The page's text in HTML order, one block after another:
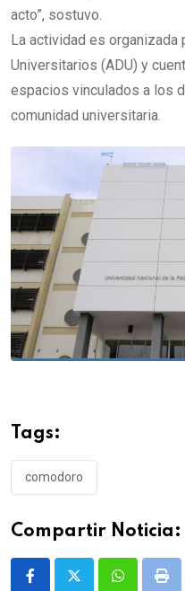
acto”, sostuvo.
La actividad es
Universitarios (ADU) y
espacios vinculados a los
comunidad universitaria.
Tags:
comodoro
Compartir Noticia:
WhatsappPrint